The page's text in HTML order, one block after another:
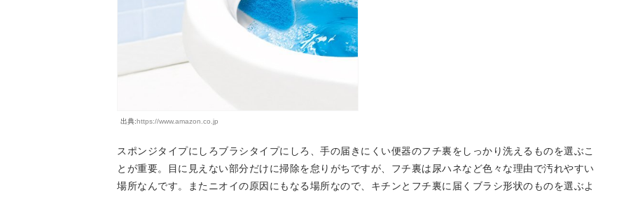
出典:https://www.amazon.co.jp
スポンジタイプにしろブラシタイプにしろ、手の届きにくい便器のフチ裏をしっかり洗えるものを選ぶこ
とが重要。目に見えない部分だけに掃除を怠りがちですが、フチ裏は尿ハネなど色々な理由で汚れやすい
場所なんです。またニオイの原因にもなる場所なので、キチンとフチ裏に届くブラシ形状のものを選ぶよ